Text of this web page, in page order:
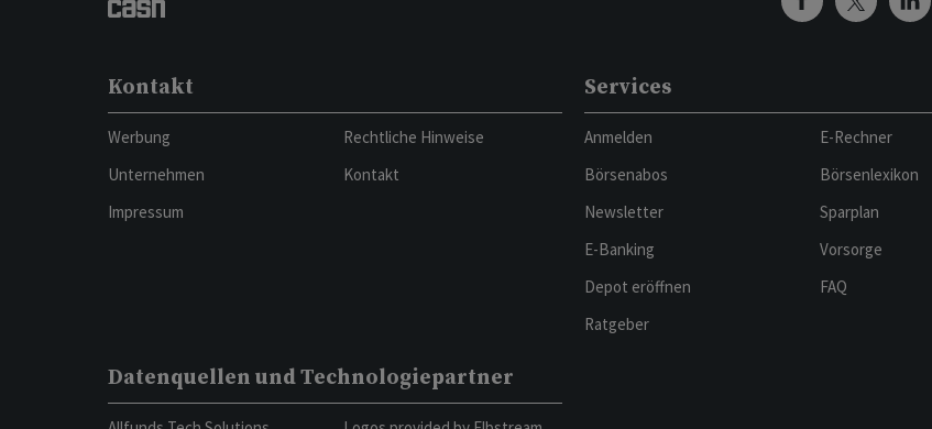
Kontakt
Werbung
Unternehmen
Impressum
Rechtliche Hinweise
Kontakt
Services
Anmelden
Börsenabos
Newsletter
E-Banking
Depot eröffnen
Ratgeber
E-Rechner
Börsenlexikon
Sparplan
Vorsorge
FAQ
Datenquellen und Technologiepartner